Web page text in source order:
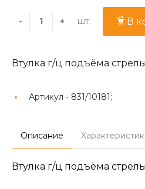
- + шт. В
Втулка г/ц подъёма
Артикул - 831/10181;
Описание
Втулка г/ц подъёма